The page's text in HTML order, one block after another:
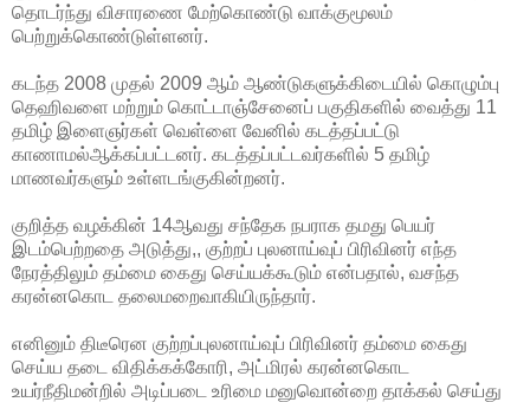
தொடர்ந்து விசாரணை மேற்கொண்டு வாக்குமூலம்
பெற்றுக்கொண்டுள்ளனர்.
கடந்த 2008 முதல் 2009 ஆம் ஆண்டுகளுக்கிடையில் கொழும்பு
தெஹிவளை மற்றும் கொட்டாஞ்சேனைப் பகுதிகளில் வைத்து 11
தமிழ் இளைஞர்கள் வெள்ளை வேனில் கடத்தப்பட்டு
காணாமல்ஆக்கப்பட்டனர். கடத்தப்பட்டவர்களில் 5 தமிழ்
மாணவர்களும் உள்ளடங்குகின்றனர்.
குறித்த வழக்கின் 14ஆவது சந்தேக நபராக தமது பெயர்
இடம்பெற்றதை அடுத்து,, குற்றப் புலனாய்வுப் பிரிவினர் எந்த
நேரத்திலும் தம்மை கைது செய்யக்கூடும் என்பதால், வசந்த
கரன்னகொட தலைமறைவாகியிருந்தார்.
எனினும் திடீரென குற்றப்புலனாய்வுப் பிரிவினர் தம்மை கைது
செய்ய தடை விதிக்கக்கோரி, அட்மிரல் கரன்னகொட
உயர்நீதிமன்றில் அடிப்படை உரிமை மனுவொன்றை தாக்கல் செய்து